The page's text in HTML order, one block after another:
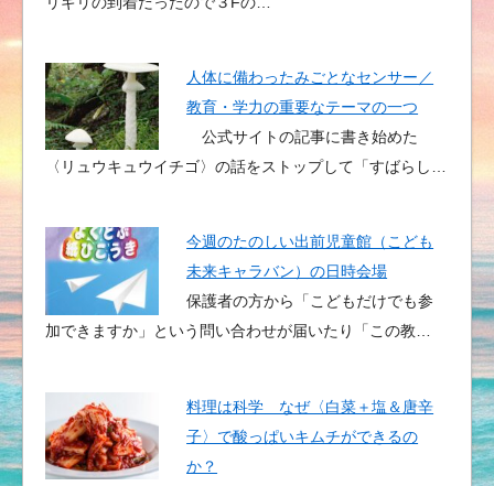
人体に備わったみごとなセンサー／
教育・学力の重要なテーマの一つ
公式サイトの記事に書き始めた
〈リュウキュウイチゴ〉の話をストップして「すばらし…
今週のたのしい出前児童館（こども
未来キャラバン）の日時会場
保護者の方から「こどもだけでも参
加できますか」という問い合わせが届いたり「この教…
料理は科学 なぜ〈白菜＋塩＆唐辛
子〉で酸っぱいキムチができるの
か？